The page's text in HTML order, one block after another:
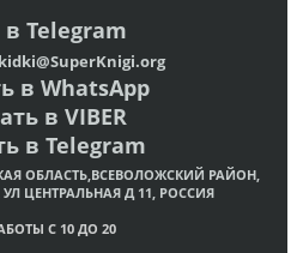
в Telegram
org
в WhatsApp
в VIBER
в Telegram
ОБЛАСТЬ,ВСЕВОЛОЖСКИЙ РАЙОН,
ЦЕНТРАЛЬНАЯ Д 11, РОССИЯ
С 10 ДО 20